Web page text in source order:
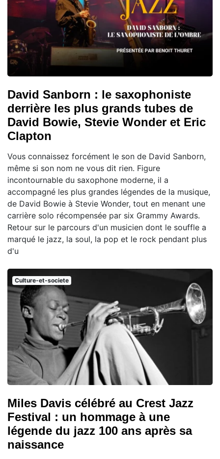
David Sanborn : le saxophoniste
derrière les plus grands tubes de
David Bowie, Stevie Wonder et Eric
Clapton
Vous connaissez forcément le son de David Sanborn,
même si son nom ne vous dit rien. Figure
incontournable du saxophone moderne, il a
accompagné les plus grandes légendes de la musique,
de David Bowie à Stevie Wonder, tout en menant une
carrière solo récompensée par six Grammy Awards.
Retour sur le parcours d'un musicien dont le souffle a
marqué le jazz, la soul, la pop et le rock pendant plus
d'u
Culture-et-societe
Miles Davis célébré au Crest Jazz
Festival : un hommage à une
légende du jazz 100 ans après sa
naissance